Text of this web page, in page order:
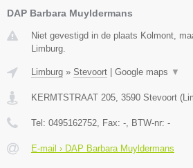
DAP Barbara Muyldermans
Niet gevestigd in de plaats Kolmont,
Limburg.
Limburg » Stevoort Google maps ▼
KERMTSTRAAT 205, 3590 Stevoort (
Tel: 0495162752, Fax: -, BTW-nr: -
E-mail › DAP Barbara Muyldermans